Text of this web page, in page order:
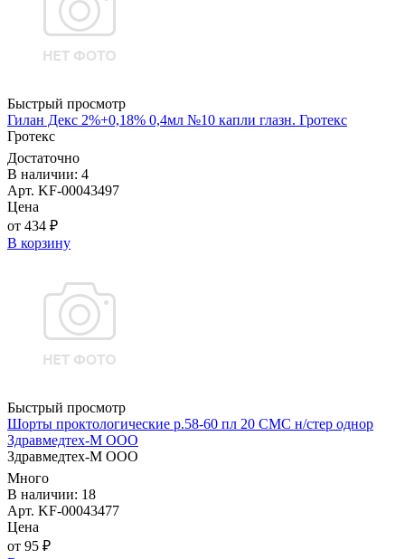
Быстрый просмотр
Гилан Декс 2%+0,18% 0,4мл №10 капли глазн. Гротекс
Гротекс
Достаточно
В наличии: 4
Арт. KF-00043497
Цена
от 434 ₽
В корзину
Быстрый просмотр
Шорты проктологические р.58-60 пл 20 СМС н/стер однор
Здравмедтех-М ООО
Здравмедтех-М ООО
Много
В наличии: 18
Арт. KF-00043477
Цена
от 95 ₽